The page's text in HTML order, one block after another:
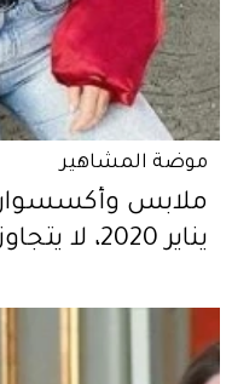
موضة المشاهير
ملابس
يناير 2020، لا يتجاوز سعرها الـ200 دولار